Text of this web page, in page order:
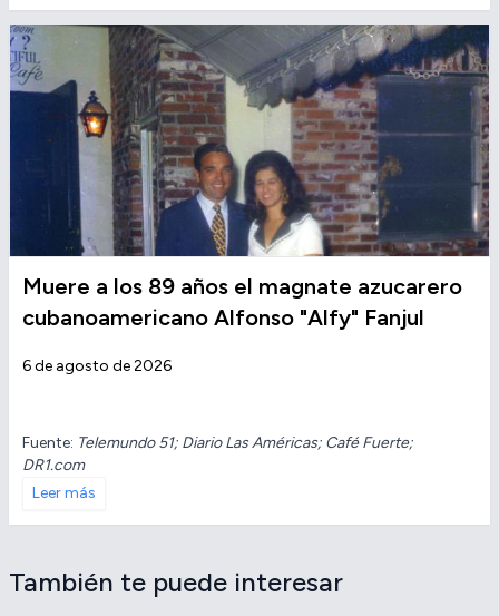
Muere a los 89 años el magnate azucarero
cubanoamericano Alfonso "Alfy" Fanjul
6 de agosto de 2026
Fuente: Telemundo 51; Diario Las Américas; Café Fuerte;
DR1.com
Leer más
También te puede interesar